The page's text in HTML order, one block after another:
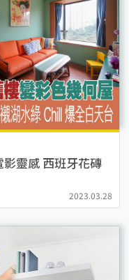
靈感 西班牙花磚
2023.03.28